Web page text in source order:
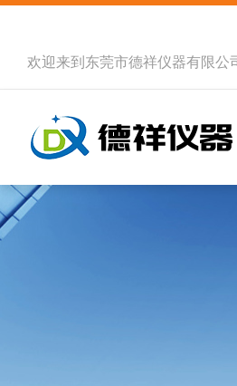
欢迎来到 东莞市德祥仪器有限公